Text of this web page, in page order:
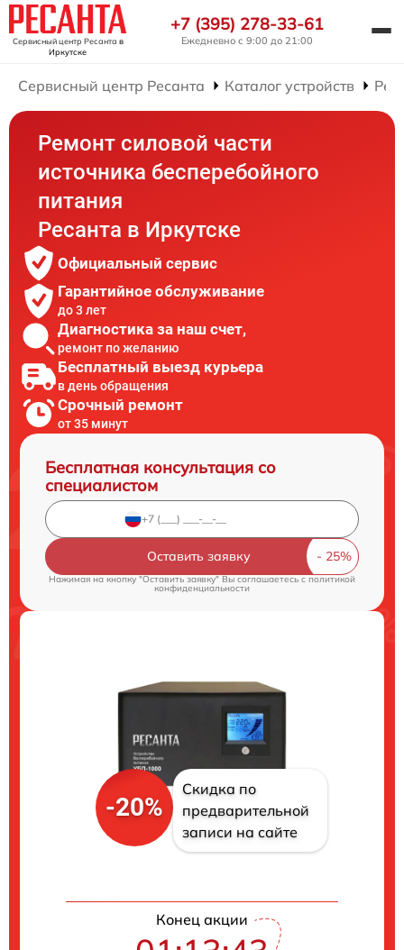
Сервисный центр Ресанта в
Иркутске
+7 (395) 278-33-61
Ежедневно с 9:00 до 21:00
Сервисный центр Ресанта Каталог устройств
Ремонт силовой части
источника бесперебойного
питания
Ресанта в Иркутске
Официальный сервис
Гарантийное обслуживание
до 3 лет
Диагностика за наш счет,
ремонт по желанию
Бесплатный выезд курьера
в день обращения
Срочный ремонт
от 35 минут
Бесплатная консультация со
специалистом
Оставить заявку
Нажимая на кнопку "Оставить заявку" Вы соглашаетесь cполитикой
конфиденциальности
-20%
Скидка по
предварительной
записи на сайте
Конец акции